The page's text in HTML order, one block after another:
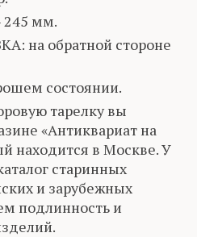
мм.
на обратной стороне
состоянии.
тарелку вы
«Антиквариат на
находится в Москве. У
старинных
и зарубежных
подлинность и